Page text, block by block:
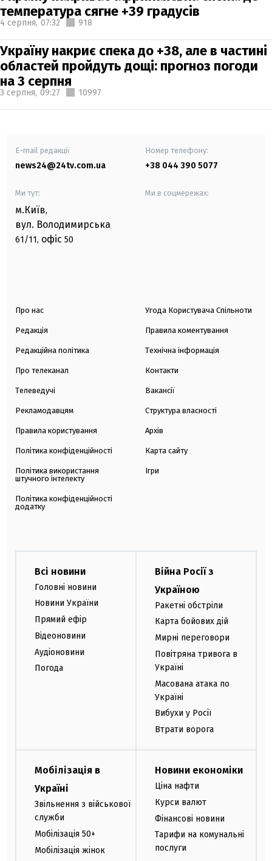
температура сягне +39 градусів
4 серпня, 07:32 918
Україну накриє спека до +38, але в частині
областей пройдуть дощі: прогноз погоди
на 3 серпня
3 серпня, 09:27 10997
E-mail редакції
news24@24tv.com.ua
Номер телефону:
+38 044 390 5077
Ми тут:
м.Київ,
вул. Володимирська
61/11, офіс 50
Ми в соцмережах:
Про нас
Редакція
Редакційна політика
Про телеканал
Телеведучі
Рекламодавцям
Правила користування
Політика конфіденційності
Політика використання
штучного інтелекту
Політика конфіденційності
додатку
Угода Користувача Спільноти
Правила коментування
Технічна інформація
Контакти
Вакансії
Структура власності
Архів
Карта сайту
Ігри
Всі новини
Головні новини
Новини України
Прямий ефір
Відеоновини
Аудіоновини
Погода
Війна Росії з
Україною
Ракетні обстріли
Карта бойових дій
Мирні переговори
Повітряна тривога в
Україні
Масована атака по
Україні
Вибухи у Росії
Втрати ворога
Мобілізація в
Україні
Звільнення з військової
служби
Мобілізація 50+
Мобілізація жінок
Новини економіки
Ціна нафти
Курси валют
Фінансові новини
Тарифи на комунальні
послуги